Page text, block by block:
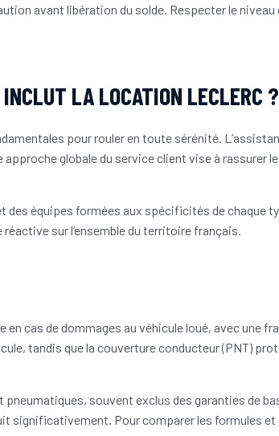
avant libération du solde. Respecter le niveau
LA LOCATION LECLERC ?
pour rouler en toute sérénité.
globale du service client vise à rassurer
des équipes formées aux spécificités de chaque
sur l’ensemble du territoire français.
cas de dommages au véhicule loué, avec une
tandis que la couverture conducteur (PNT)
souvent exclus des garanties de
significativement. Pour comparer les formules